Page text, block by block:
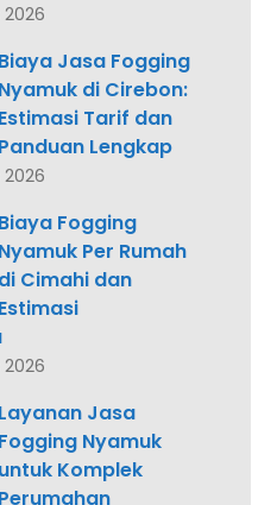
Biaya Jasa Fogging
Nyamuk di Cirebon:
Estimasi Tarif dan
Panduan Lengkap
Biaya Fogging
Nyamuk Per Rumah
di Cimahi dan
Estimasi
Layanan Jasa
Fogging Nyamuk
untuk Komplek
Perumahan